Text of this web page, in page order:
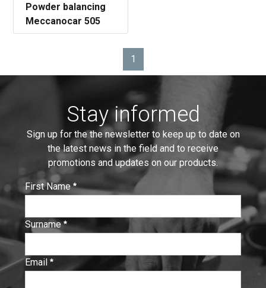
Powder balancing
Meccanocar 505
Page
1
Stay informed
Sign up for the the newsletter to keep up to date on
the latest news in the field and to receive
promotions and updates on our products.
First Name
:
0/ 280
Surname
:
0/ 280
Email
:
0/ 280